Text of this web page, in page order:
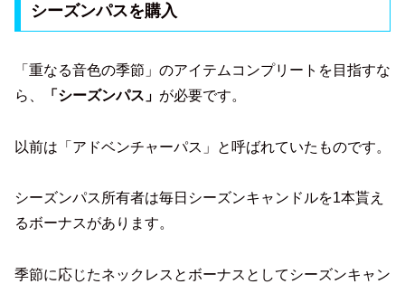
シーズンパスを購入
「重なる音色の季節」のアイテムコンプリートを目指すな
ら、
「シーズンパス」 が必要です。
以前は「アドベンチャーパス」と呼ばれていたものです。
シーズンパス所有者は毎日シーズンキャンドルを1本貰え
るボーナスがあります。
季節に応じたネックレスとボーナスとしてシーズンキャン